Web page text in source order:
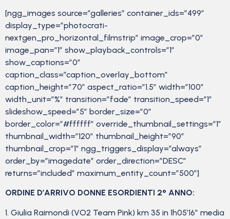
[ngg_images source=”galleries” container_ids=”499″
display_type=”photocrati-
nextgen_pro_horizontal_filmstrip” image_crop=”0″
image_pan=”1″ show_playback_controls=”1″
show_captions=”0″
caption_class=”caption_overlay_bottom”
caption_height=”70″ aspect_ratio=”1.5″ width=”100″
width_unit=”%” transition=”fade” transition_speed=”1″
slideshow_speed=”5″ border_size=”0″
border_color=”#ffffff” override_thumbnail_settings=”1″
thumbnail_width=”120″ thumbnail_height=”90″
thumbnail_crop=”1″ ngg_triggers_display=”always”
order_by=”imagedate” order_direction=”DESC”
returns=”included” maximum_entity_count=”500″]
ORDINE D’ARRIVO DONNE ESORDIENTI 2° ANNO:
1. Giulia Raimondi (VO2 Team Pink) km 35 in 1h05’16” media